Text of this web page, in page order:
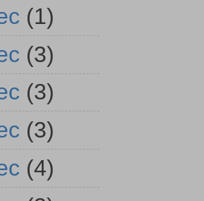
(1)
(3)
(3)
(3)
(4)